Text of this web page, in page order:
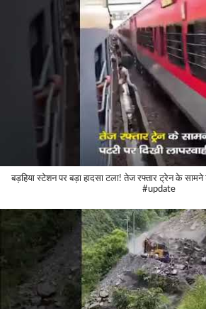
बड़हिया स्टेशन पर बड़ा हादसा टला! तेज रफ्तार ट्रेन के
#update